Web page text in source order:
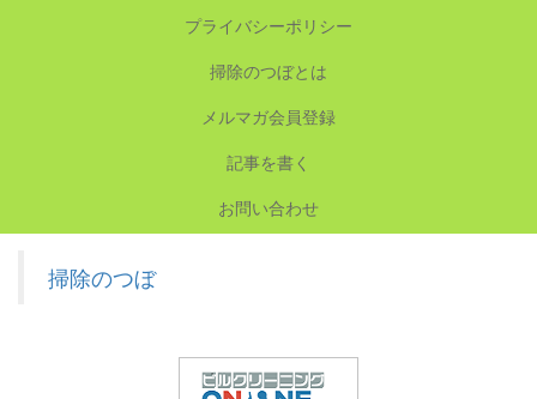
プライバシーポリシー
掃除のつぼとは
メルマガ会員登録
記事を書く
お問い合わせ
掃除のつぼ